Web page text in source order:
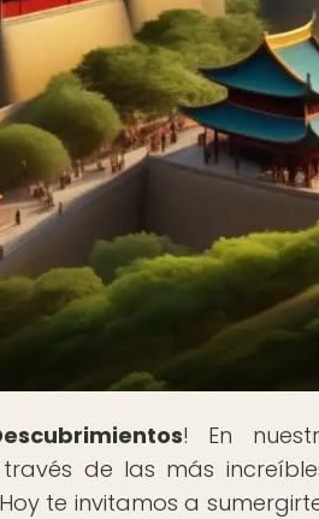
! En
de las más
te invitamos a